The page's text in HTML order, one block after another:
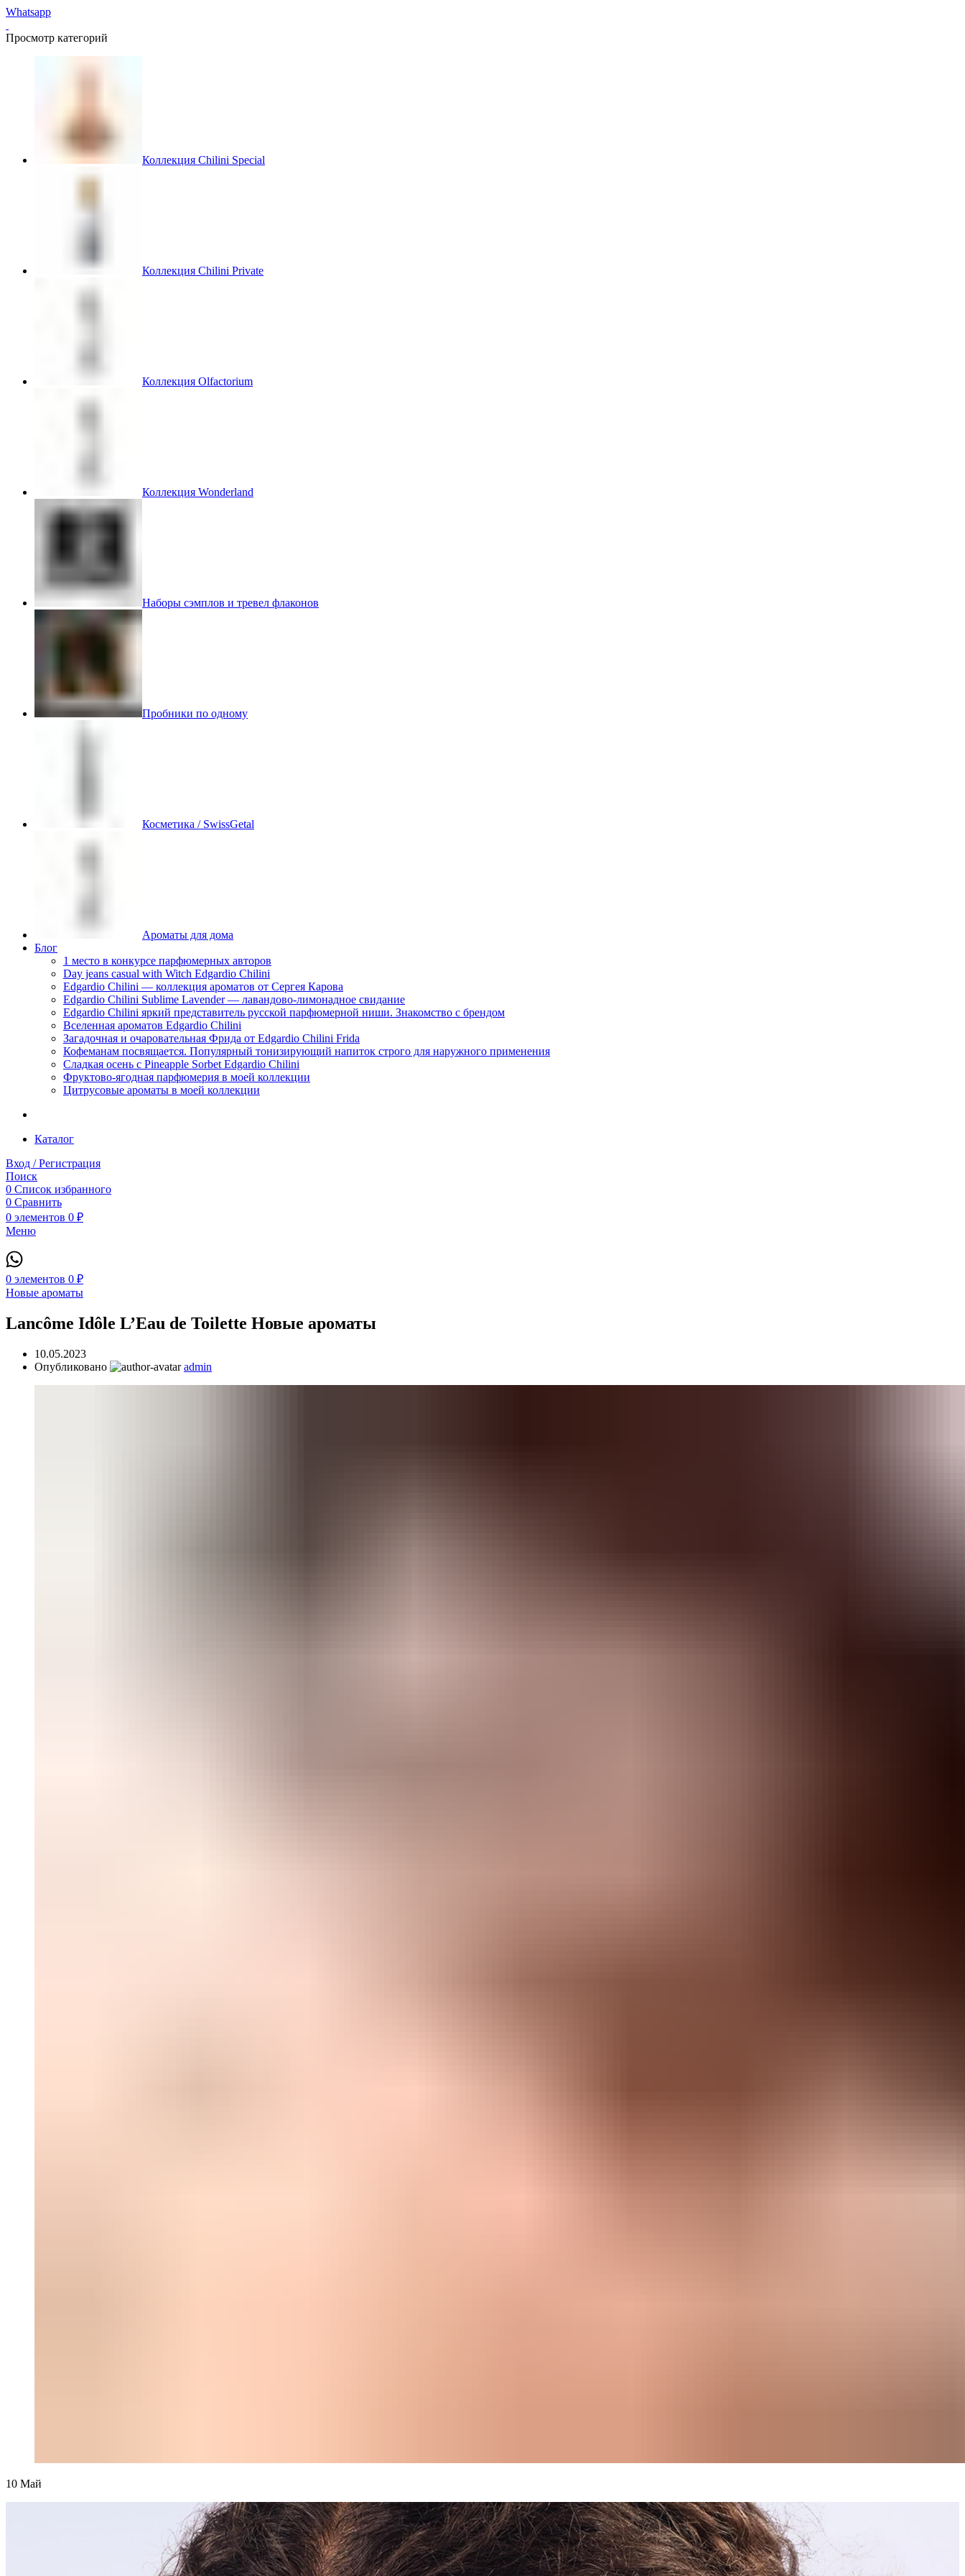
Whatsapp
Просмотр категорий
Коллекция Chilini Special
Коллекция Chilini Private
Коллекция Olfactorium
Коллекция Wonderland
Наборы сэмплов и тревел флаконов
Пробники по одному
Косметика / SwissGetal
Ароматы для дома
Блог
1 место в конкурсе парфюмерных авторов
Day jeans casual with Witch Edgardio Chilini
Edgardio Chilini — коллекция ароматов от Сергея Карова
Edgardio Chilini Sublime Lavender — лавандово-лимонадное свидание
Edgardio Chilini яркий представитель русской парфюмерной ниши. Знакомство с брендом
Вселенная ароматов Edgardio Chilini
Загадочная и очаровательная Фрида от Edgardio Chilini Frida
Кофеманам посвящается. Популярный тонизирующий напиток строго для наружного применения
Сладкая осень с Pineapple Sorbet Edgardio Chilini
Фруктово-ягодная парфюмерия в моей коллекции
​Цитрусовые ароматы в моей коллекции
Каталог
Вход / Регистрация
Поиск
0 Список избранного
0 Сравнить
0 элементов 0 ₽
Меню
0 элементов 0 ₽
Новые ароматы
Lancôme Idôle L’Eau de Toilette Новые ароматы
10.05.2023
Опубликовано
admin
10 Май